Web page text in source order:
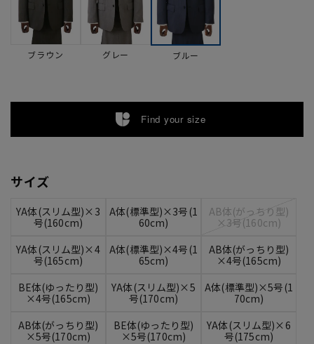
ブラウン グレー ブルー
Find your size
サイズ
YA体(スリム型)×3
号(160cm)
A体(標準型)×3号(1
60cm)
AB体(がっちり型)
×3号(160cm)
YA体(スリム型)×4
号(165cm)
A体(標準型)×4号(1
65cm)
AB体(がっちり型)
×4号(165cm)
BE体(ゆったり型)
×4号(165cm)
YA体(スリム型)×5
号(170cm)
A体(標準型)×5号(1
70cm)
AB体(がっちり型)
×5号(170cm)
BE体(ゆったり型)
×5号(170cm)
YA体(スリム型)×6
号(175cm)